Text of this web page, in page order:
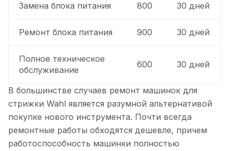
Замена блока питания 800 30 дней
Ремонт блока питания 900 30 дней
Полное техническое
обслуживание
600 30 дней
В большинстве случаев ремонт машинок для
стрижки Wahl является разумной альтернативой
покупке нового инструмента. Почти всегда
ремонтные работы обходятся дешевле, причем
работоспособность машинки полностью